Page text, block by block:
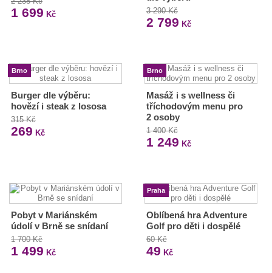
1 699 Kč 3 290 Kč
2 799 Kč
Brno
Burger dle výběru:
hovězí i steak z lososa
315 Kč
269 Kč
Brno
Masáž i s wellness či
tříchodovým menu pro
2 osoby
1 400 Kč
1 249 Kč
Pobyt v Mariánském
údolí v Brně se snídaní
1 700 Kč
1 499 Kč
Praha
Oblíbená hra Adventure
Golf pro děti i dospělé
60 Kč
49 Kč